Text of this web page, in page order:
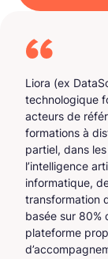
Liora (ex
technologique
acteurs de
formations à
partiel, dans
l’intelligence
informatique,
transformation
basée sur 80%
plateforme